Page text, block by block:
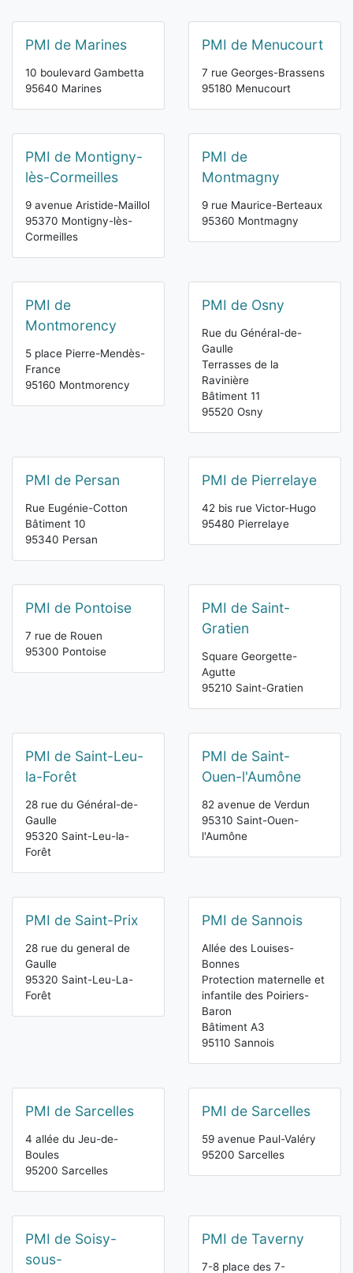
PMI de Marines
10 boulevard Gambetta
95640 Marines
PMI de Menucourt
7 rue Georges-Brassens
95180 Menucourt
PMI de Montigny-
lès-Cormeilles
9 avenue Aristide-Maillol
95370 Montigny-lès-
Cormeilles
PMI de
Montmagny
9 rue Maurice-Berteaux
95360 Montmagny
PMI de
Montmorency
5 place Pierre-Mendès-
France
95160 Montmorency
PMI de Osny
Rue du Général-de-
Gaulle
Terrasses de la
Ravinière
Bâtiment 11
95520 Osny
PMI de Persan
Rue Eugénie-Cotton
Bâtiment 10
95340 Persan
PMI de Pierrelaye
42 bis rue Victor-Hugo
95480 Pierrelaye
PMI de Pontoise
7 rue de Rouen
95300 Pontoise
PMI de Saint-
Gratien
Square Georgette-
Agutte
95210 Saint-Gratien
PMI de Saint-Leu-
la-Forêt
28 rue du Général-de-
Gaulle
95320 Saint-Leu-la-
Forêt
PMI de Saint-
Ouen-l'Aumône
82 avenue de Verdun
95310 Saint-Ouen-
l'Aumône
PMI de Saint-Prix
28 rue du general de
Gaulle
95320 Saint-Leu-La-
Forêt
PMI de Sannois
Allée des Louises-
Bonnes
Protection maternelle et
infantile des Poiriers-
Baron
Bâtiment A3
95110 Sannois
PMI de Sarcelles
4 allée du Jeu-de-
Boules
95200 Sarcelles
PMI de Sarcelles
59 avenue Paul-Valéry
95200 Sarcelles
PMI de Soisy-
sous-
PMI de Taverny
7-8 place des 7-